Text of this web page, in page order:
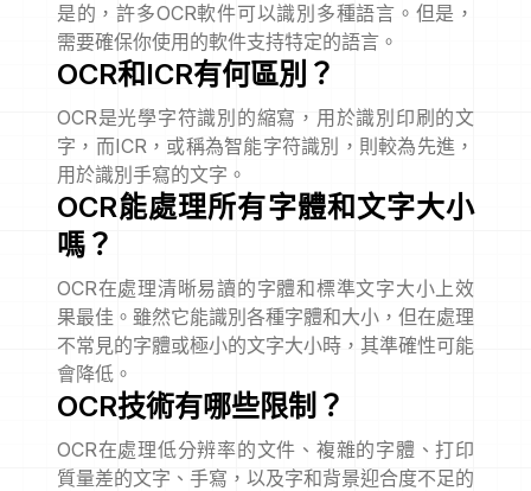
是的，許多OCR軟件可以識別多種語言。但是，
需要確保你使用的軟件支持特定的語言。
OCR和ICR有何區別？
OCR是光學字符識別的縮寫，用於識別印刷的文
字，而ICR，或稱為智能字符識別，則較為先進，
用於識別手寫的文字。
OCR能處理所有字體和文字大小
嗎？
OCR在處理清晰易讀的字體和標準文字大小上效
果最佳。雖然它能識別各種字體和大小，但在處理
不常見的字體或極小的文字大小時，其準確性可能
會降低。
OCR技術有哪些限制？
OCR在處理低分辨率的文件、複雜的字體、打印
質量差的文字、手寫，以及字和背景迎合度不足的